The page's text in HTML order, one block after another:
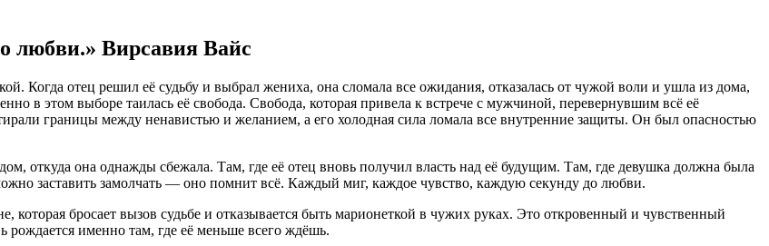
любви.» Вирсавия Вайс
Когда отец решил её судьбу и выбрал жениха, она сломала все ожидания, отказалась от чужой воли и ушла из дома,
в этом выборе таилась её свобода. Свобода, которая привела к встрече с мужчиной, перевернувшим всё её
границы между ненавистью и желанием, а его холодная сила ломала все внутренние защиты. Он был опасностью
откуда она однажды сбежала. Там, где её отец вновь получил власть над её будущим. Там, где девушка должна была
заставить замолчать — оно помнит всё. Каждый миг, каждое чувство, каждую секунду до любви.
бросает вызов судьбе и отказывается быть марионеткой в чужих руках. Это откровенный и чувственный
рождается именно там, где её меньше всего ждёшь.